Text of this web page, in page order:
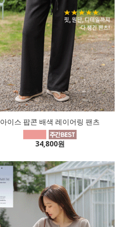
아이스 팝콘 배색 레이어링 팬츠
34,800원